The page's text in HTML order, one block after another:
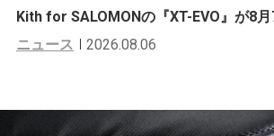
Kith for SALOMONの『XT-EVO』が8
ニュース
2026.08.06